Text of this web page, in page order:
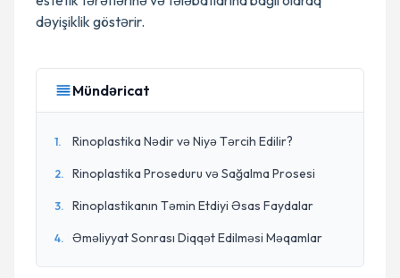
dəyişiklik göstərir.
Mündəricat
1. Rinoplastika Nədir və Niyə Tərcih Edilir?
2. Rinoplastika Proseduru və Sağalma Prosesi
3. Rinoplastikanın Təmin Etdiyi Əsas Faydalar
4. Əməliyyat Sonrası Diqqət Edilməsi Məqamlar